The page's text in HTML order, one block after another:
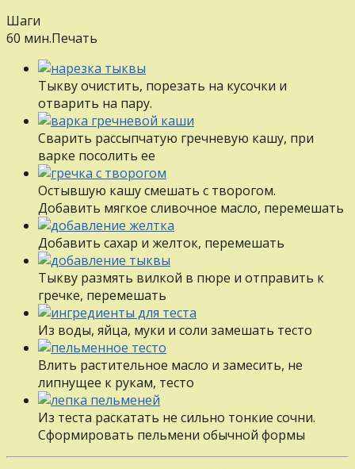
Шаги
60 мин.Печать
Тыкву очистить, порезать на кусочки и
отварить на пару.
Сварить рассыпчатую гречневую кашу, при
варке посолить ее
Остывшую кашу смешать с творогом.
Добавить мягкое сливочное масло, перемешать
Добавить сахар и желток, перемешать
Тыкву размять вилкой в пюре и отправить к
гречке, перемешать
Из воды, яйца, муки и соли замешать тесто
Влить растительное масло и замесить, не
липнущее к рукам, тесто
Из теста раскатать не сильно тонкие сочни.
Сформировать пельмени обычной формы